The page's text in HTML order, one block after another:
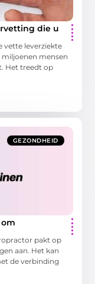
die u
vette leverziekte
miljoenen mensen
Het treedt op
GEZONDHEID
pakt op
aan. Het kan
de verbinding